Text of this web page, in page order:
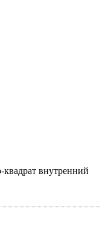
квадрат внутренний